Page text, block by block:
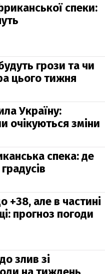
спеки:
грози та чи
цього тижня
Україну:
очікуються зміни
спека: де
+38, але в частині
прогноз погоди
злив зі